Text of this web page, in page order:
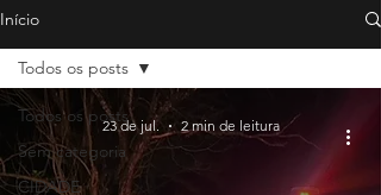
Início
Todos os posts
Sem categoria
CIDADE
Todos os posts
23 de jul. 2 min de leitura